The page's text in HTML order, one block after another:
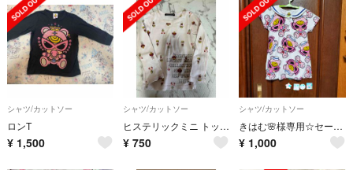
シャツ/カットソー
ロンT
¥ 1,500
シャツ/カットソー
ヒステリックミニ トップス
¥ 750
シャツ/カットソー
きはむ🌸様専用☆セーラーチュニック
¥ 1,000